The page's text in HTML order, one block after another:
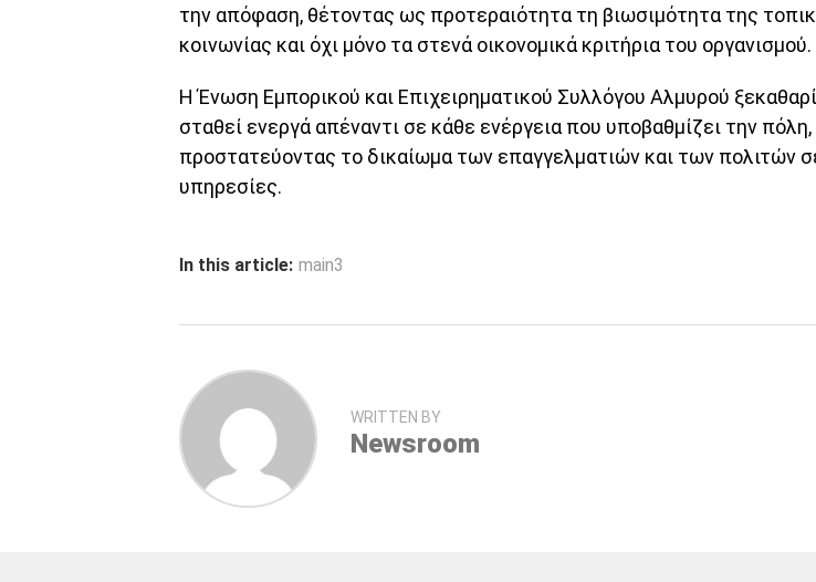
την απόφαση, θέτοντας ως προτεραιότητα τη βιωσιμότητα της
κοινωνίας και όχι μόνο τα στενά οικονομικά κριτήρια του οργανισμού.
Η Ένωση Εμπορικού και Επιχειρηματικού Συλλόγου Αλμυρού
σταθεί ενεργά απέναντι σε κάθε ενέργεια που υποβαθμίζει την πόλη,
προστατεύοντας το δικαίωμα των επαγγελματιών και των πολιτών
υπηρεσίες.
In this article: main3
WRITTEN BY
Newsroom